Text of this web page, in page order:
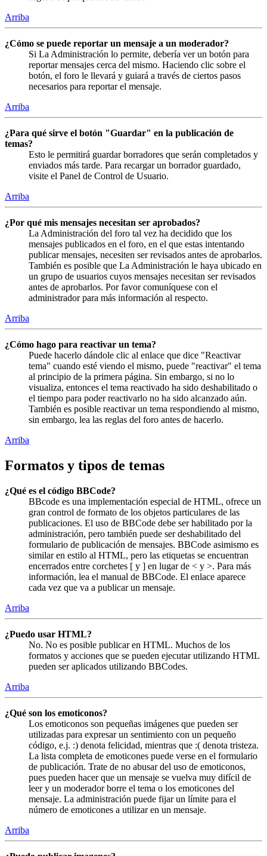
Arriba
¿Cómo se puede reportar un mensaje a un moderador?
Si La Administración lo permite, debería ver un botón para
reportar mensajes cerca del mismo. Haciendo clic sobre el
botón, el foro le llevará y guiará a través de ciertos pasos
necesarios para reportar el mensaje.
Arriba
¿Para qué sirve el botón "Guardar" en la publicación de
temas?
Esto le permitirá guardar borradores que serán completados y
enviados más tarde. Para recargar un borrador guardado,
visite el Panel de Control de Usuario.
Arriba
¿Por qué mis mensajes necesitan ser aprobados?
La Administración del foro tal vez ha decidido que los
mensajes publicados en el foro, en el que estas intentando
publicar mensajes, necesiten ser revisados antes de aprobarlos.
También es posible que La Administración le haya ubicado en
un grupo de usuarios cuyos mensajes necesitan ser revisados
antes de aprobarlos. Por favor comuníquese con el
administrador para más información al respecto.
Arriba
¿Cómo hago para reactivar un tema?
Puede hacerlo dándole clic al enlace que dice "Reactivar
tema" cuando esté viendo el mismo, puede "reactivar" el tema
al principio de la primera página. Sin embargo, si no lo
visualiza, entonces el tema reactivado ha sido deshabilitado o
el tiempo para poder reactivarlo no ha sido alcanzado aún.
También es posible reactivar un tema respondiendo al mismo,
sin embargo, lea las reglas del foro antes de hacerlo.
Arriba
Formatos y tipos de temas
¿Qué es el código BBCode?
BBcode es una implementación especial de HTML, ofrece un
gran control de formato de los objetos particulares de las
publicaciones. El uso de BBCode debe ser habilitado por la
administración, pero también puede ser deshabilitado del
formulario de publicación de mensajes. BBCode asimismo es
similar en estilo al HTML, pero las etiquetas se encuentran
encerrados entre corchetes [ y ] en lugar de < y >. Para más
información, lea el manual de BBCode. El enlace aparece
cada vez que va a publicar un mensaje.
Arriba
¿Puedo usar HTML?
No. No es posible publicar en HTML. Muchos de los
formatos y acciones que se pueden ejecutar utilizando HTML
pueden ser aplicados utilizando BBCodes.
Arriba
¿Qué son los emoticonos?
Los emoticonos son pequeñas imágenes que pueden ser
utilizadas para expresar un sentimiento con un pequeño
código, e.j. :) denota felicidad, mientras que :( denota tristeza.
La lista completa de emoticones puede verse en el formulario
de publicación. Trate de no abusar del uso de emoticonos,
pues pueden hacer que un mensaje se vuelva muy difícil de
leer y un moderador borre el tema o los emoticones del
mensaje. La administración puede fijar un límite para el
número de emoticones a utilizar en un mensaje.
Arriba